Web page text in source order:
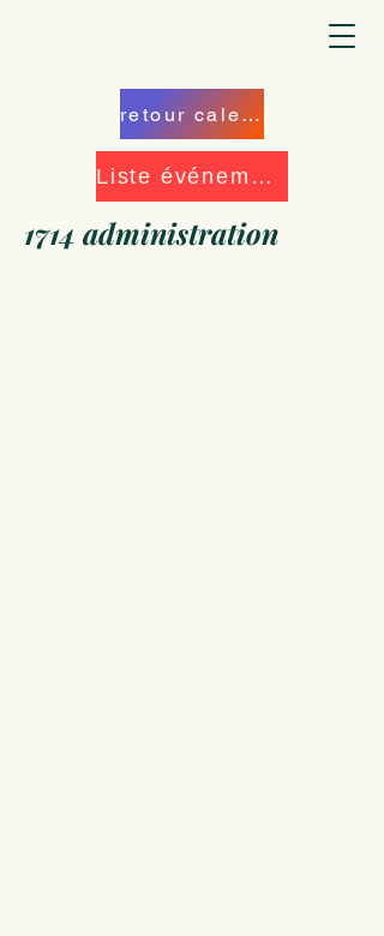
retour calendrier
Liste événements
1714 administration